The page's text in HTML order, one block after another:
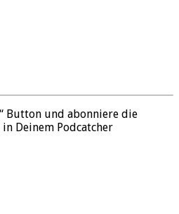
Button und abonniere die
Deinem Podcatcher